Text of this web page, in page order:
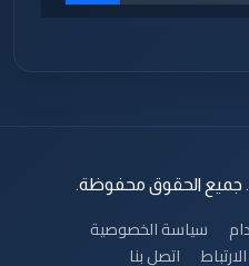
سياسة الخصوصية
اتصل بنا